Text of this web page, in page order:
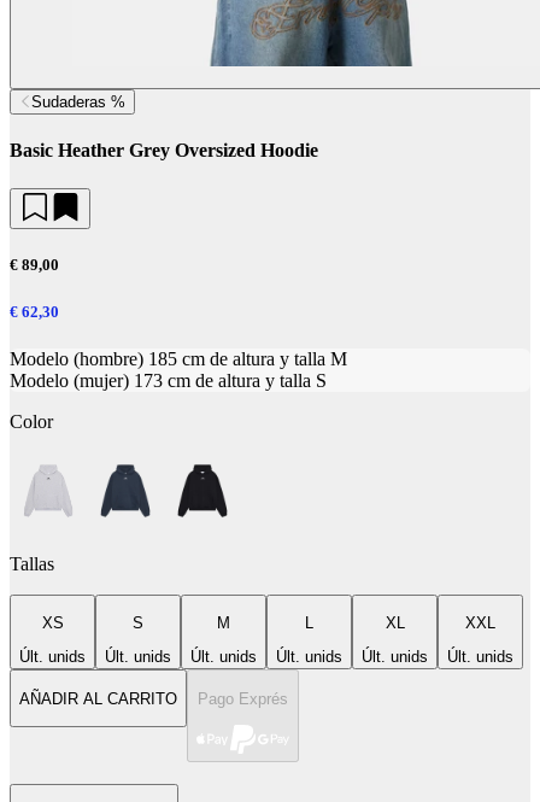
Sudaderas %
Basic Heather Grey Oversized Hoodie
€ 89,00
€ 62,30
Modelo (hombre) 185 cm de altura y talla M
Modelo (mujer) 173 cm de altura y talla S
Color
Tallas
XS
Últ. unids
S
Últ. unids
M
Últ. unids
L
Últ. unids
XL
Últ. unids
XXL
Últ. unids
AÑADIR AL CARRITO Pago Exprés